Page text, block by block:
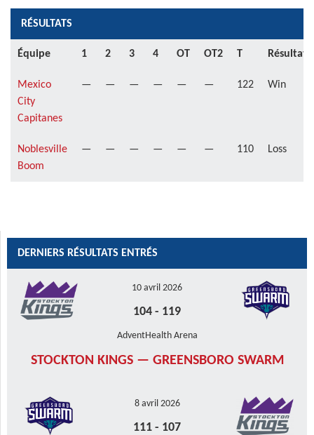
RÉSULTATS
Équipe 1 2 3 4 OT OT2 T Résultat
Mexico
City
Capitanes
— — — — — — 122 Win
Noblesville
Boom
— — — — — — 110 Loss
DERNIERS RÉSULTATS ENTRÉS
10 avril 2026
104 - 119
AdventHealth Arena
STOCKTON KINGS — GREENSBORO SWARM
8 avril 2026
111 - 107